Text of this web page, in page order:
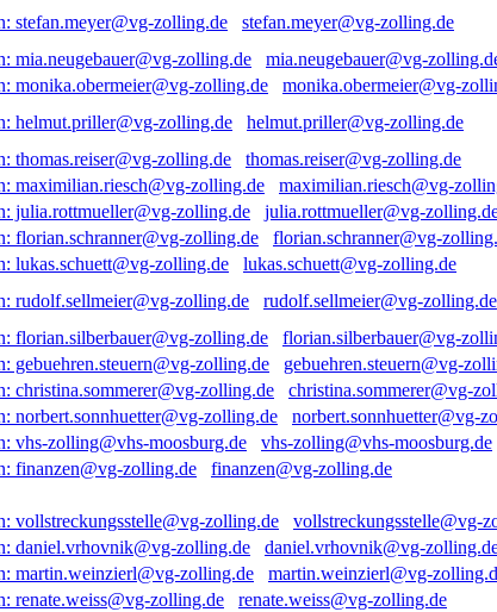
stefan.meyer@vg-zolling.de
mia.neugebauer@vg-
monika.obermeier@vg-
helmut.priller@vg-zolling.de
thomas.reiser@vg-zolling.de
maximilian.riesch@vg-
julia.rottmueller@vg-
florian.schranner@vg-
lukas.schuett@vg-zolling.de
rudolf.sellmeier@vg-zolling.de
florian.silberbauer@vg-
gebuehren.steuern@vg-
christina.sommerer@vg-
norbert.sonnhuetter@vg-
vhs-zolling@vhs-moosburg.de
finanzen@vg-zolling.de
vollstreckungsstelle@vg-
daniel.vrhovnik@vg-
martin.weinzierl@vg-
renate.weiss@vg-zolling.de